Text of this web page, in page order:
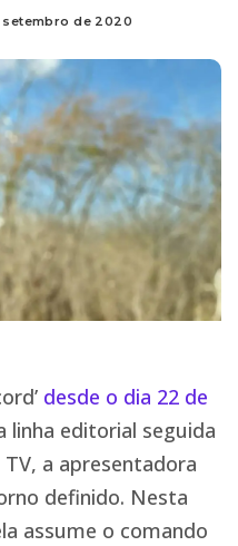
setembro de 2020
desde o dia 22 de
linha editorial seguida
a apresentadora
definido. Nesta
assume o comando